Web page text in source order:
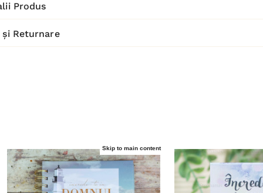
Skip to main content
Produs
Returnare